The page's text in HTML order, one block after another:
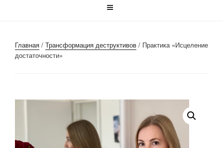
Главная / Трансформация деструктивов / Практика «Исцеление
достаточности»